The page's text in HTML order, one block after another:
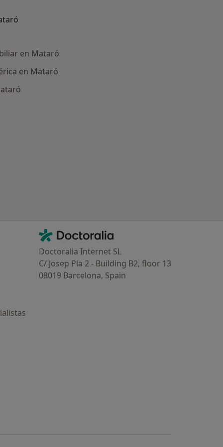
en Mataró
en Mataró
Contacto
Doctoralia - Página de inicio
Doctoralia Internet SL
C/ Josep Pla 2 - Building B2, floor 13
08019 Barcelona, Spain